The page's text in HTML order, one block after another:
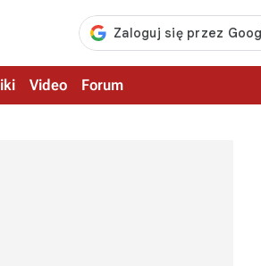
Video Forum